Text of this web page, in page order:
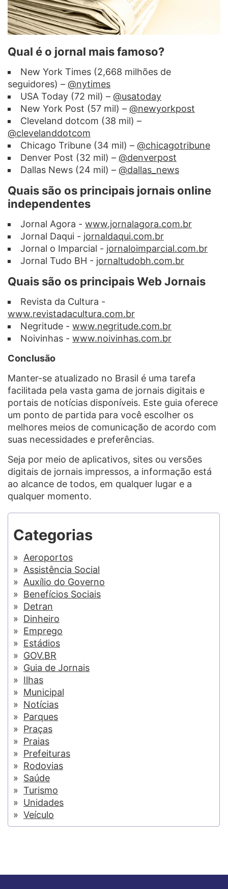
Qual é o jornal mais famoso?
New York Times (2,668 milhões de
seguidores) – @nytimes
USA Today (72 mil) – @usatoday
New York Post (57 mil) – @newyorkpost
Cleveland dotcom (38 mil) –
@clevelanddotcom
Chicago Tribune (34 mil) – @chicagotribune
Denver Post (32 mil) – @denverpost
Dallas News (24 mil) – @dallas_news
Quais são os principais jornais online
independentes
Jornal Agora - www.jornalagora.com.br
Jornal Daqui - jornaldaqui.com.br
Jornal o Imparcial - jornaloimparcial.com.br
Jornal Tudo BH - jornaltudobh.com.br
Quais são os principais Web Jornais
Revista da Cultura -
www.revistadacultura.com.br
Negritude - www.negritude.com.br
Noivinhas - www.noivinhas.com.br
Conclusão
Manter-se atualizado no Brasil é uma tarefa
facilitada pela vasta gama de jornais digitais e
portais de notícias disponíveis. Este guia oferece
um ponto de partida para você escolher os
melhores meios de comunicação de acordo com
suas necessidades e preferências.
Seja por meio de aplicativos, sites ou versões
digitais de jornais impressos, a informação está
ao alcance de todos, em qualquer lugar e a
qualquer momento.
Categorias
Aeroportos
Assistência Social
Auxílio do Governo
Benefícios Sociais
Detran
Dinheiro
Emprego
Estádios
GOV.BR
Guia de Jornais
Ilhas
Municipal
Notícias
Parques
Praças
Praias
Prefeituras
Rodovias
Saúde
Turismo
Unidades
Veículo